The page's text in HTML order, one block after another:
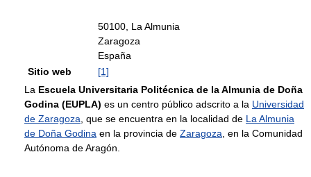
50100, La Almunia
Zaragoza
España
Sitio web
[1]
La Escuela Universitaria Politécnica de la Almunia de Doña
Godina (EUPLA) es un centro público adscrito a la Universidad
de Zaragoza , que se encuentra en la localidad de La Almunia
de Doña Godina en la provincia de Zaragoza , en la Comunidad
Autónoma de Aragón.